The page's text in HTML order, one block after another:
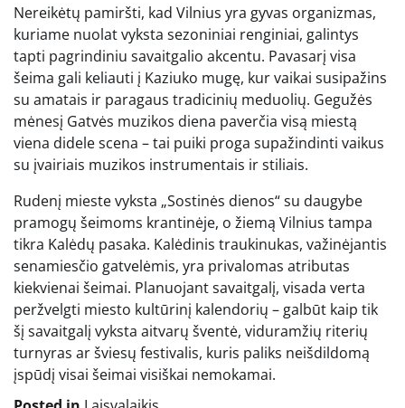
Nereikėtų pamiršti, kad Vilnius yra gyvas organizmas,
kuriame nuolat vyksta sezoniniai renginiai, galintys
tapti pagrindiniu savaitgalio akcentu. Pavasarį visa
šeima gali keliauti į Kaziuko mugę, kur vaikai susipažins
su amatais ir paragaus tradicinių meduolių. Gegužės
mėnesį Gatvės muzikos diena paverčia visą miestą
viena didele scena – tai puiki proga supažindinti vaikus
su įvairiais muzikos instrumentais ir stiliais.
Rudenį mieste vyksta „Sostinės dienos“ su daugybe
pramogų šeimoms krantinėje, o žiemą Vilnius tampa
tikra Kalėdų pasaka. Kalėdinis traukinukas, važinėjantis
senamiesčio gatvelėmis, yra privalomas atributas
kiekvienai šeimai. Planuojant savaitgalį, visada verta
peržvelgti miesto kultūrinį kalendorių – galbūt kaip tik
šį savaitgalį vyksta aitvarų šventė, viduramžių riterių
turnyras ar šviesų festivalis, kuris paliks neišdildomą
įspūdį visai šeimai visiškai nemokamai.